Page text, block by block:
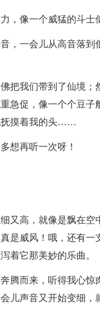
，像一个威猛的斗士
，一会儿从高音落到
把我们带到了仙境；
急促，像一个个豆子
抚摸着我的头……
想再听一次呀！
又高，就像是飘在空
是威风！哦，还有一
着它那美妙的乐曲。
腾而来，听得我心惊
儿声音又开始变细，